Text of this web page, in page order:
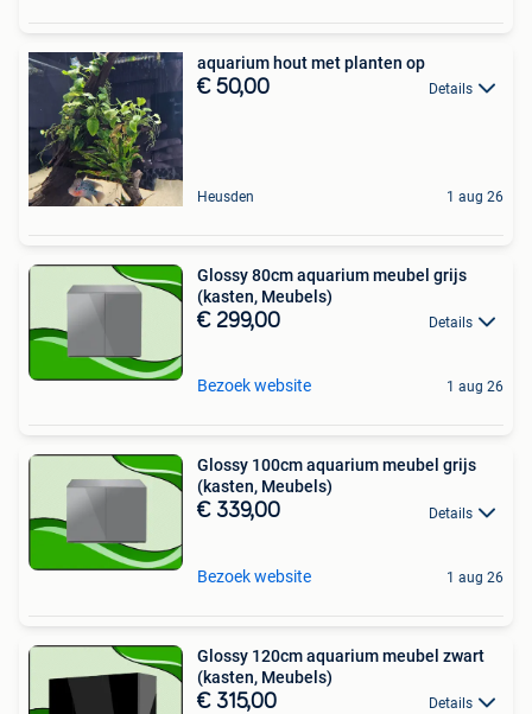
aquarium hout met planten op
€ 50,00 Details
Heusden 1 aug 26
Glossy 80cm aquarium meubel grijs
(kasten, Meubels)
€ 299,00 Details
Bezoek website 1 aug 26
Glossy 100cm aquarium meubel grijs
(kasten, Meubels)
€ 339,00 Details
Bezoek website 1 aug 26
Glossy 120cm aquarium meubel zwart
(kasten, Meubels)
€ 315,00 Details